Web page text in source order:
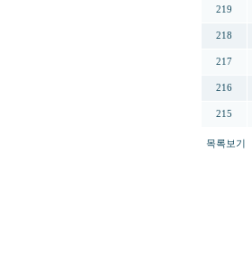
219
218
217
216
215
목록보기